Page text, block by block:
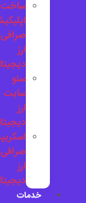
ساخت
صرافی
ارز
دیجیتال
سئو
سایت
ارز
دیجیتال
صرافی
ارز
دیجیتال
خدمات